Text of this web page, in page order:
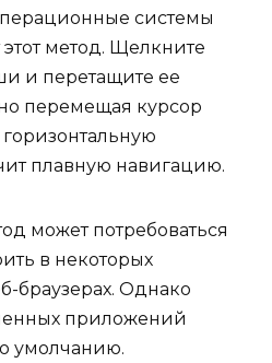
системы
метод. Щелкните
и перетащите ее
перемещая курсор
горизонтальную
плавную навигацию.
может потребоваться
в некоторых
браузерах. Однако
приложений
умолчанию.